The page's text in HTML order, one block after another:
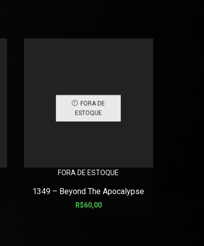
FORA DE
ESTOQUE
FORA DE ESTOQUE
1349 – Beyond The Apocalypse
R$60,00